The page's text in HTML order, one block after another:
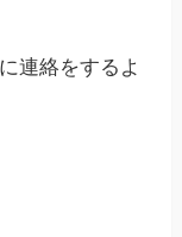
連絡をするよ